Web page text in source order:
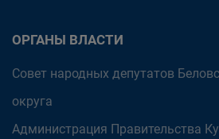
ОРГАНЫ ВЛАСТИ
Совет народных депутатов
округа
Администрация Правительства